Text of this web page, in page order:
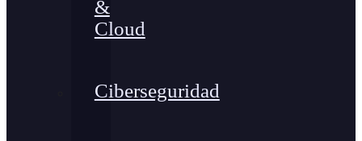
&
Cloud
Ciberseguridad